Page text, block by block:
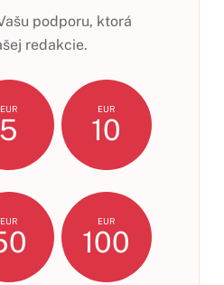
podporu, ktorá
redakcie.
EUR
5
EUR
10
EUR EUR
100